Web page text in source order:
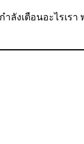
งเตือนอะไรเร